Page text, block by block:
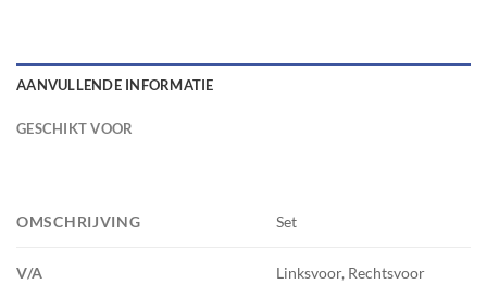
AANVULLENDE INFORMATIE
GESCHIKT VOOR
OMSCHRIJVING Set
V/A Linksvoor, Rechtsvoor